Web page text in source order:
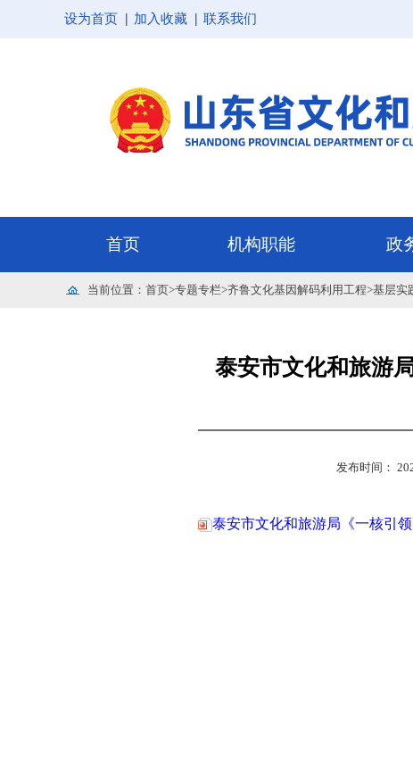
设为首页 加入收藏 联系我们
当前位置： 首页>专题专栏>齐鲁文化基因解码利用工程>基层实
泰安市文化和旅游
发布时间：
泰安市文化和旅游局《一核引